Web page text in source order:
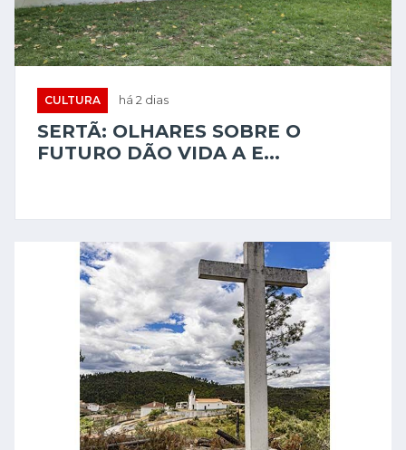
CULTURA há 2 dias
SERTÃ: OLHARES SOBRE O
FUTURO DÃO VIDA A E...